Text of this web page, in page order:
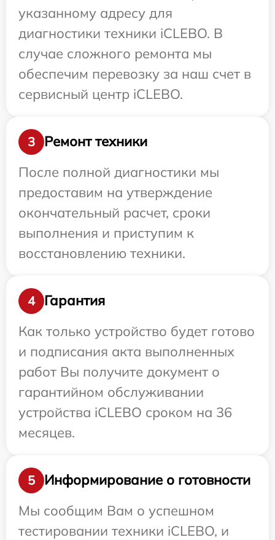
указанному адресу для
диагностики техники iCLEBO. В
случае сложного ремонта мы
обеспечим перевозку за наш счет в
сервисный центр iCLEBO.
3
Ремонт техники
После полной диагностики мы
предоставим на утверждение
окончательный расчет, сроки
выполнения и приступим к
восстановлению техники.
4
Гарантия
Как только устройство будет готово
и подписания акта выполненных
работ Вы получите документ о
гарантийном обслуживании
устройства iCLEBO сроком на 36
месяцев.
5
Информирование о готовности
Мы сообщим Вам о успешном
тестировании техники iCLEBO, и